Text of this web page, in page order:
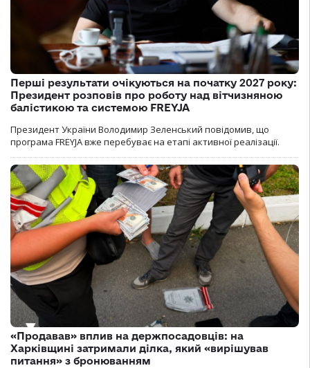
Перші результати очікуються на початку 2027 року:
Президент розповів про роботу над вітчизняною
балістикою та системою FREYJA
Президент України Володимир Зеленський повідомив, що
програма FREYJA вже перебуває на етапі активної реалізації.
«Продавав» вплив на держпосадовців: на
Харківщині затримали ділка, який «вирішував
питання» з бронюванням